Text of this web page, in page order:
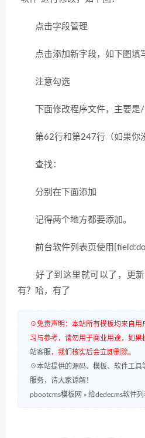
点击字段管理
点击添加新字段，如下图填
注意勾选
下面修改程序文件，主要是/
第62行和第247行（如果你没
查找：
分别在下面添加
记得两个地方都要添加。
前台软件列表页使用
好了到这里就可以了，更新
有？哈，有了
☉免责声明：本站所有模板均来自用
习与参考，请勿用于商业用途，如果
站客服，我们核实后会立即删除。
☉本站提供的源码、模板、软件工具
服务，请大家谅解！
pbootcms模板网 » 给dedecms软件